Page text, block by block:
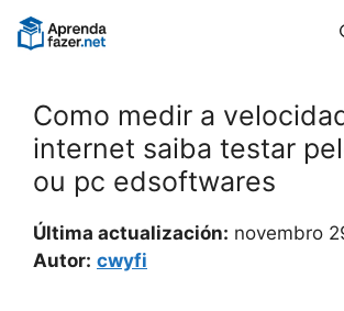
Pular
para
Como medir a
internet saiba testar
ou pc edsoftwares
Última actualización: novembro
Autor: cwyfi